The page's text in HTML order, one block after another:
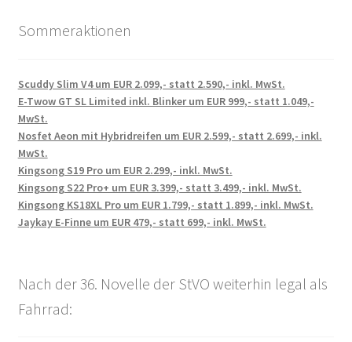
Sommeraktionen
Scuddy Slim V4 um EUR 2.099,- statt 2.590,- inkl. MwSt.
E-Twow GT SL Limited inkl. Blinker um EUR 999,- statt 1.049,-
MwSt.
Nosfet Aeon mit Hybridreifen um EUR 2.599,- statt 2.699,- inkl.
MwSt.
Kingsong S19 Pro um EUR 2.299,- inkl. MwSt.
Kingsong S22 Pro+ um EUR 3.399,- statt 3.499,- inkl. MwSt.
Kingsong KS18XL Pro um EUR 1.799,- statt 1.899,- inkl. MwSt.
Jaykay E-Finne um EUR 479,- statt 699,- inkl. MwSt.
Nach der 36. Novelle der StVO weiterhin legal als
Fahrrad: